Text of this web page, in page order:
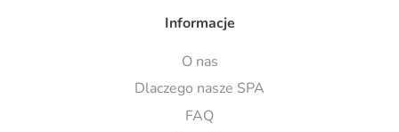
Informacje
O nas
Dlaczego nasze SPA
FAQ